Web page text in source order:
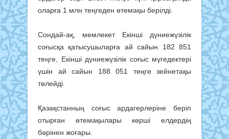
оларға 1 млн теңгеден өтемақы берілді.
Сондай-ақ, мемлекет Екінші дүниежүзілік
соғысқа қатысушыларға ай сайын 182 851
теңге, Екінші дүниежүзілік соғыс мүгедектері
үшін ай сайын 188 051 теңге зейнетақы
төлейді.
Қазақстанның соғыс ардагерлеріне беріп
отырған өтемақылары көрші елдердің
бәрінен жоғары.